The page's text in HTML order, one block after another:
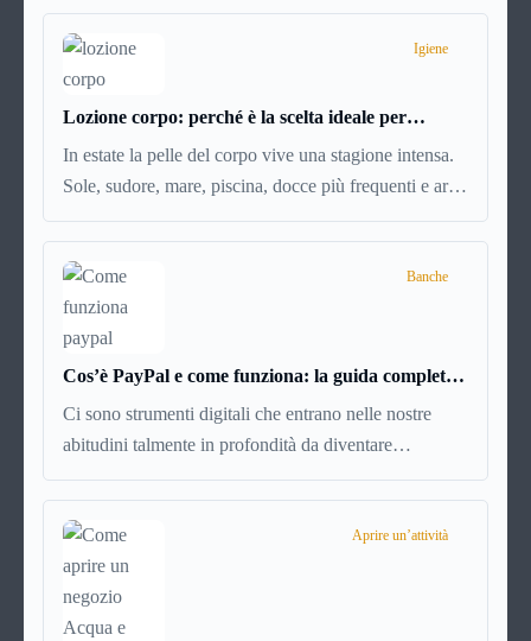
cercare un’altra abitazione: è legittimo chiedersi se è
possibiledisdire il contratto di locazione
prima che
scada. In questa guida capiremo come inviare la
disdetta per un contratto di affitto.
Igiene
Lozione corpo: perché è la scelta ideale per
In estate la pelle del corpo vive una stagione intensa.
Sole, sudore, mare, piscina, docce più frequenti e aria
condizionata possono renderla meno morbida, più
disidratata o semplicemente meno confortevole.
Eppure, proprio nei mesi caldi, molte persone
smettono di applicare prodotti idratanti perché temono
texture pesanti, appiccicose o difficili da assorbire.
Banche
Cos’è PayPal e come funziona: la guida completa
Ci sono strumenti digitali che entrano nelle nostre
abitudini talmente in profondità da diventare
riferimenti assoluti. PayPal è uno di questi. Lo usi per
comprare su Amazon, per pagare un corso online, per
mandare venti euro a un amico. Ma se ti chiedi
esattamente cosa succede dietro quella schermata (e
soprattutto quanto ti costa davvero) probabilmente
non hai una risposta precisa su come funziona PayPal.
Aprire un’attività